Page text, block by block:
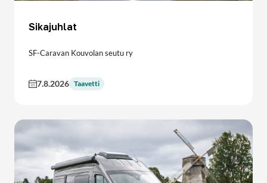
Sikajuhlat
SF-Caravan Kouvolan seutu ry
7.8.2026 Taavetti